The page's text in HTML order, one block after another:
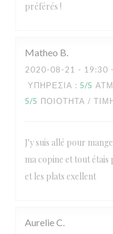
préférés !
Matheo B
2020-08-21 - 19:30
ΥΠΗΡΕΣΊΑ : 5/5
5/5 ΠΟΙΌΤΗΤΑ /
J'y suis allé pour
ma copine et tout
et les plats exellent
AurelieC